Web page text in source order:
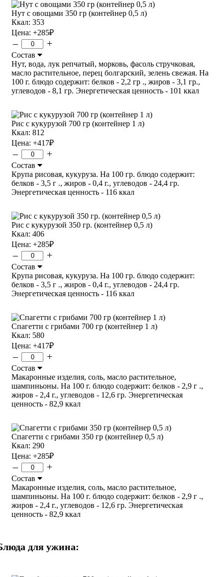
Нут с овощами 350 гр (контейнер 0,5 л)
Ккал: 353
Цена: +285₽
– +
Состав
Нут, вода, лук репчатый, морковь, фасоль стручковая,
масло растительное, перец болгарский, зелень свежая. На
100 г. блюдо содержит: белков - 2,2 гр ., жиров - 3,1 гр.,
углеводов - 8,1 гр. Энергетическая ценность - 101 ккал
Рис с кукурузой 700 гр (контейнер 1 л)
Ккал: 812
Цена: +417₽
– +
Состав
Крупа рисовая, кукуруза. На 100 гр. блюдо содержит:
белков - 3,5 г ., жиров - 0,4 г., углеводов - 24,4 гр.
Энергетическая ценность - 116 ккал
Рис с кукурузой 350 гр. (контейнер 0,5 л)
Ккал: 406
Цена: +285₽
– +
Состав
Крупа рисовая, кукуруза. На 100 гр. блюдо содержит:
белков - 3,5 г ., жиров - 0,4 г., углеводов - 24,4 гр.
Энергетическая ценность - 116 ккал
Спагетти с грибами 700 гр (контейнер 1 л)
Ккал: 580
Цена: +417₽
– +
Состав
Макаронные изделия, соль, масло растительное,
шампиньоны. На 100 г. блюдо содержит: белков - 2,9 г .,
жиров - 2,4 г., углеводов - 12,6 гр. Энергетическая
ценность - 82,9 ккал
Спагетти с грибами 350 гр (контейнер 0,5 л)
Ккал: 290
Цена: +285₽
– +
Состав
Макаронные изделия, соль, масло растительное,
шампиньоны. На 100 г. блюдо содержит: белков - 2,9 г .,
жиров - 2,4 г., углеводов - 12,6 гр. Энергетическая
ценность - 82,9 ккал
для ужина: